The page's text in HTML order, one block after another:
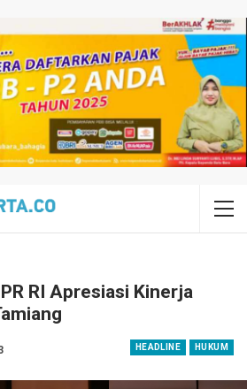
RI Apresiasi Kinerja
HEADLINE HUKUM